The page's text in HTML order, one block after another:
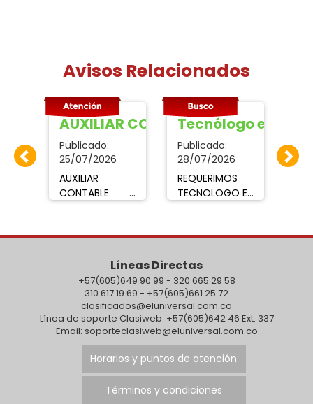
Avisos Relacionados
RECEPCIONISTA
AUXILIAR CONTABLE
Publicado:
25/07/2026
AUXILIAR
CONTABLE Y
requiere
Tecnólogo o
Profesional en
áreas afines
para los cargos
de Auxiliar
Contable y
Asesora de
cobro, con
mínimo un año
Tecnólogo en
Publicado:
28/07/2026
REQUERIMOS
TECNOLOGO EN
liderazgo,
enviar hoja de
vida:.
en asunto
especificar
Líneas Directas
+57(605)649 90 99 - 320 665 29 58
310 617 19 69 - +57(605)661 25 72
clasificados@eluniversal.com.co
Línea de soporte Clasiweb: +57(605)642 46 Ext: 337
Email: soporteclasiweb@eluniversal.com.co
Horarios y puntos de atención
Términos y condiciones